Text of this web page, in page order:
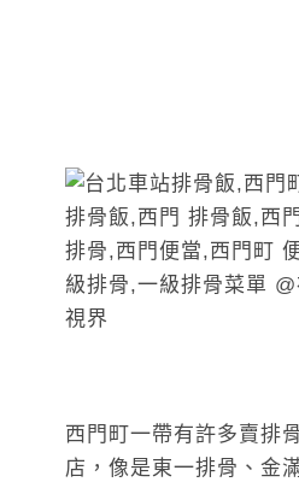
西門町一帶有許多賣排
店，像是東一排骨、金